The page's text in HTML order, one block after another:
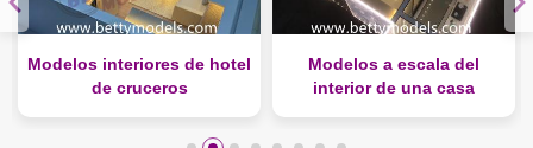
Modelos interiores de hotel
de cruceros
Modelos a escala del
interior de una casa